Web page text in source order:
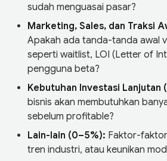
sudah menguasai pasar?
Marketing, Sales, dan Traksi
Apakah ada tanda-tanda awal
seperti waitlist, LOI (Letter of
pengguna beta?
Kebutuhan Investasi Lanjutan
bisnis akan membutuhkan
sebelum profitable?
Lain-lain (0–5%): Faktor-
tren industri, atau keunikan